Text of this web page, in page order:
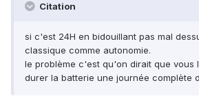
Citation
si c'est 24H en bidouillant pas mal
classique comme autonomie.
le problème c'est qu'on dirait que vous
durer la batterie une journée complète